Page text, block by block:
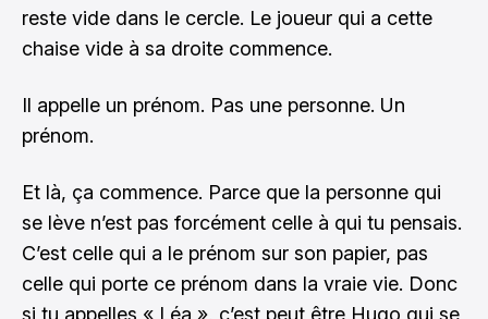
reste vide dans le cercle. Le joueur qui a cette
chaise vide à sa droite commence.
Il appelle un prénom. Pas une personne. Un
prénom.
Et là, ça commence. Parce que la personne qui
se lève n’est pas forcément celle à qui tu pensais.
C’est celle qui a le prénom sur son papier, pas
celle qui porte ce prénom dans la vraie vie. Donc
si tu appelles « Léa », c’est peut être Hugo qui se